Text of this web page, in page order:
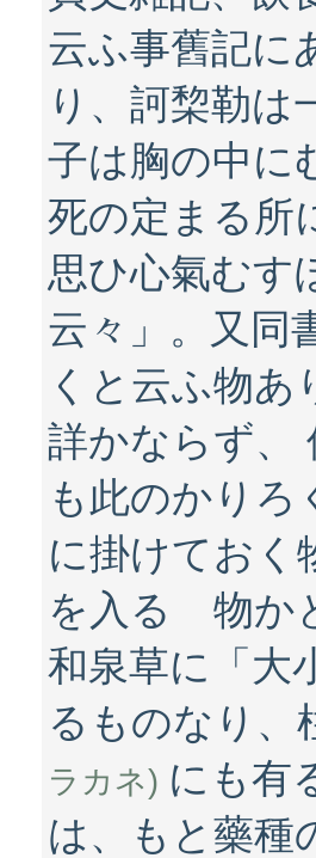
云ふ事舊記に
り、訶棃勒は
子は胸の中に
死の定まる所
思ひ心氣むす
云々」。又同
くと云ふ物あ
詳かならず、
も此のかりろ
に掛けておく
を入るゝ物か
和泉草に「大
るものなり、
ラカネ) にも有
は、もと藥種